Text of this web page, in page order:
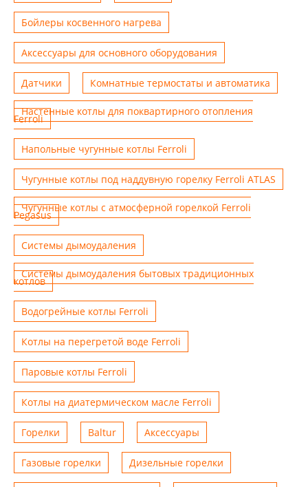
Бойлеры косвенного нагрева
Аксессуары для основного оборудования
Датчики Комнатные термостаты и автоматика
Настенные котлы для поквартирного отопления
Ferroli
Напольные чугунные котлы Ferroli
Чугунные котлы под наддувную горелку Ferroli ATLAS
Чугунные котлы с атмосферной горелкой Ferroli
Pegasus
Системы дымоудаления
Системы дымоудаления бытовых традиционных
котлов
Водогрейные котлы Ferroli
Котлы на перегретой воде Ferroli
Паровые котлы Ferroli
Котлы на диатермическом масле Ferroli
Горелки Baltur Аксессуары
Газовые горелки Дизельные горелки